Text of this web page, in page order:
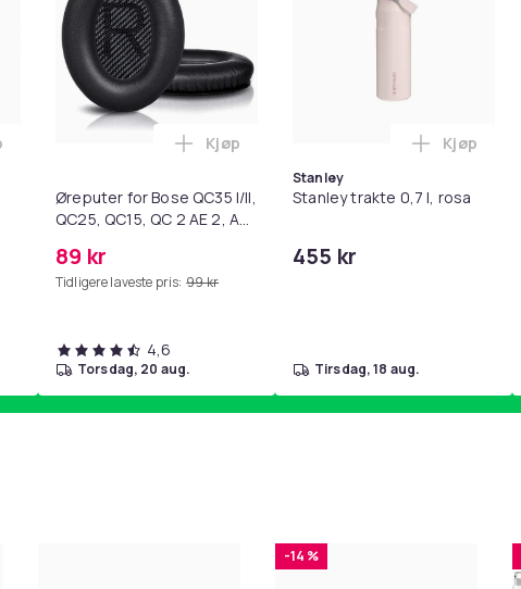
- mage- og kjernetrening, yoga og
Batteri AG10 / LR1130 / LR54 / 189 / 10-pakning PKcell i
Øreputer for Bose QC35 I/II,
QC25, QC15, QC 2 AE 2, AE
SoundLink Black
89 kr
Tidligere laveste pris: 99 kr
Legg Øreputer for Bose QC35 I/II, QC25,
Kjøp
4,6
torsdag, 20 aug.
Stanley
Stanley trakte 0,7 l, rosa
455 kr
Legg
Kjøp
tirsdag, 18 aug.
-14 %